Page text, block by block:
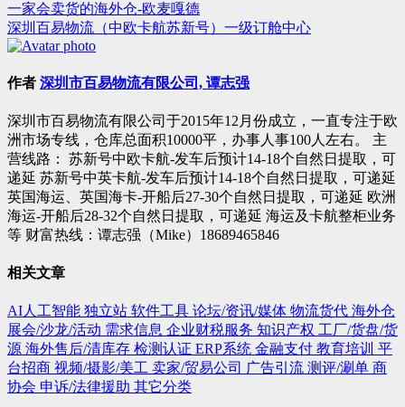
文
章
导
一家会卖货的海外仓-欧麦嘎德
深圳百易物流（中欧卡航苏新号）一级订舱中心
作者 深圳市百易物流有限公司, 谭志强
深圳市百易物流有限公司于2015年12月份成立，一直专注于欧
洲市场专线，仓库总面积10000平，办事人事100人左右。 主
营线路： 苏新号中欧卡航-发车后预计14-18个自然日提取，可
递延 苏新号中英卡航-发车后预计14-18个自然日提取，可递延
英国海运、英国海卡-开船后27-30个自然日提取，可递延 欧洲
海运-开船后28-32个自然日提取，可递延 海运及卡航整柜业务
等 财富热线：谭志强（Mike）18689465846
相关文章
AI人工智能 独立站 软件工具 论坛/资讯/媒体 物流货代 海外仓
展会/沙龙/活动 需求信息 企业财税服务 知识产权 工厂/货盘/货
源 海外售后/清库存 检测认证 ERP系统 金融支付 教育培训 平
台招商 视频/摄影/美工 卖家/贸易公司 广告引流 测评/涮单 商
协会 申诉/法律援助 其它分类